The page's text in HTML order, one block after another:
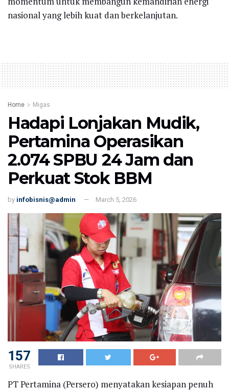
nasional yang lebih kuat dan berkelanjutan.
Home Migas
Hadapi Lonjakan Mudik,
Pertamina Operasikan
2.074 SPBU 24 Jam dan
Perkuat Stok BBM
by infobisnis@admin March 5, 2026
157
SHARES
PT Pertamina (Persero) menyatakan kesiapan penuh